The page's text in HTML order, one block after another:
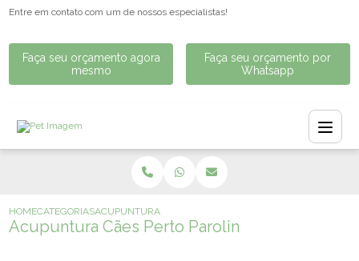
Entre em contato com um de nossos especialistas!
Faça seu orçamento agora
mesmo
Faça seu orçamento por
Whatsapp
HOMECATEGORIASACUPUNTURA CÃES PERTO PAROLIN
Acupuntura Cães Perto Parolin